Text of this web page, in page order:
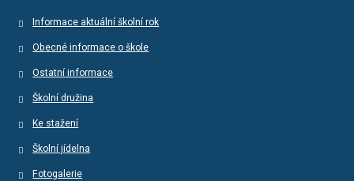
Informace aktuální školní rok
Obecné informace o škole
Ostatní informace
Školní družina
Ke stažení
Školní jídelna
Fotogalerie